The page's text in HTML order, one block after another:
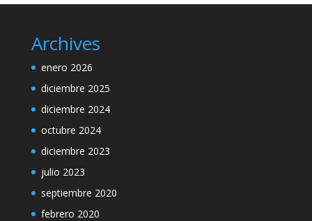
Archives
enero 2026
diciembre 2025
diciembre 2024
octubre 2024
diciembre 2023
julio 2023
septiembre 2020
febrero 2020